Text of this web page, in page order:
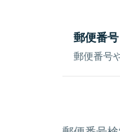
郵便番
郵便番号